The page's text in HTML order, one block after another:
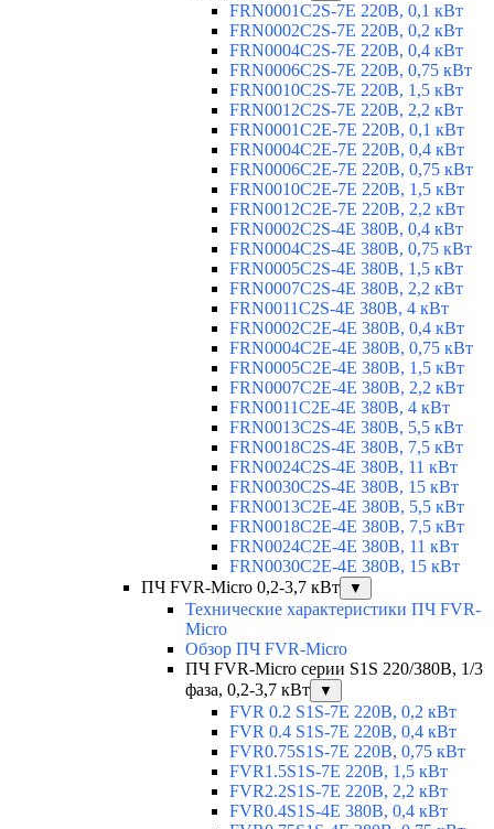
FRN0001C2S-7E 220В, 0,1 кВт
FRN0002C2S-7E 220В, 0,2 кВт
FRN0004C2S-7E 220В, 0,4 кВт
FRN0006C2S-7E 220В, 0,75 кВт
FRN0010C2S-7E 220В, 1,5 кВт
FRN0012C2S-7E 220В, 2,2 кВт
FRN0001C2E-7E 220В, 0,1 кВт
FRN0004C2E-7E 220В, 0,4 кВт
FRN0006C2E-7E 220В, 0,75 кВт
FRN0010C2E-7E 220В, 1,5 кВт
FRN0012C2E-7E 220В, 2,2 кВт
FRN0002C2S-4E 380В, 0,4 кВт
FRN0004C2S-4E 380В, 0,75 кВт
FRN0005C2S-4E 380В, 1,5 кВт
FRN0007C2S-4E 380В, 2,2 кВт
FRN0011C2S-4E 380В, 4 кВт
FRN0002C2E-4E 380В, 0,4 кВт
FRN0004C2E-4E 380В, 0,75 кВт
FRN0005C2E-4E 380В, 1,5 кВт
FRN0007C2E-4E 380В, 2,2 кВт
FRN0011C2E-4E 380В, 4 кВт
FRN0013C2S-4E 380В, 5,5 кВт
FRN0018C2S-4E 380В, 7,5 кВт
FRN0024C2S-4E 380В, 11 кВт
FRN0030C2S-4E 380В, 15 кВт
FRN0013C2E-4E 380В, 5,5 кВт
FRN0018C2E-4E 380В, 7,5 кВт
FRN0024C2E-4E 380В, 11 кВт
FRN0030C2E-4E 380В, 15 кВт
ПЧ FVR-Micro 0,2-3,7 кВт
▼
Технические характеристики ПЧ FVR-
Micro
Обзор ПЧ FVR-Micro
ПЧ FVR-Micro серии S1S 220/380В, 1/3
фаза, 0,2-3,7 кВт
▼
FVR 0.2 S1S-7E 220В, 0,2 кВт
FVR 0.4 S1S-7E 220В, 0,4 кВт
FVR0.75S1S-7E 220В, 0,75 кВт
FVR1.5S1S-7E 220В, 1,5 кВт
FVR2.2S1S-7E 220В, 2,2 кВт
FVR0.4S1S-4E 380В, 0,4 кВт